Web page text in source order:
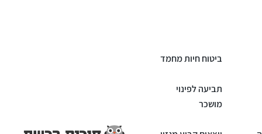
ביטוח חיות מחמד
תביעה לפינוי
מושכר